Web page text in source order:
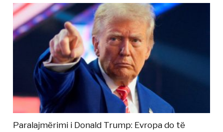
Paralajmërimi i Donald Trump: Evropa do të